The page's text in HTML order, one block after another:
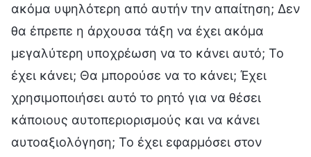
ακόμα υψηλότερη από αυτήν την απαίτηση; Δεν
θα έπρεπε η άρχουσα τάξη να έχει ακόμα
μεγαλύτερη υποχρέωση να το κάνει αυτό; Το
έχει κάνει; Θα μπορούσε να το κάνει; Έχει
χρησιμοποιήσει αυτό το ρητό για να θέσει
κάποιους αυτοπεριορισμούς και να κάνει
αυτοαξιολόγηση; Το έχει εφαρμόσει στον